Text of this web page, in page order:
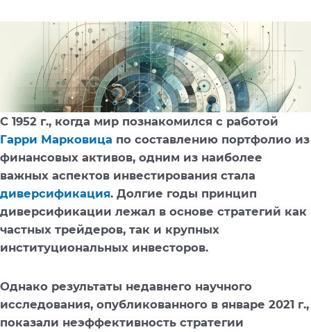
С 1952 г., когда мир познакомился с работой
Гарри Марковица по составлению портфолио из
финансовых активов, одним из наиболее
важных аспектов инвестирования стала
диверсификация. Долгие годы принцип
диверсификации лежал в основе стратегий как
частных трейдеров, так и крупных
институциональных инвесторов.
Однако результаты недавнего научного
исследования, опубликованного в январе 2021 г.,
показали неэффективность стратегии